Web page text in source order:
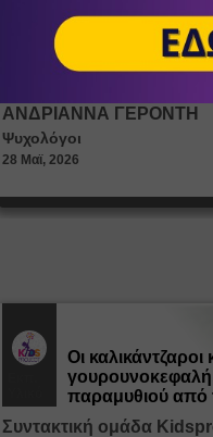
Πώς βλέπουν οι
τους; Η σημασία
αγωγής στη
ταυτότητας
ΑΝΔΡΙΑΝΝΑ ΓΕΡΟΝΤΗ
Ψυχολόγοι
28 Μαϊ, 2026
Οι καλικάντζαροι
παραμυθιού από
Συντακτική ομάδα